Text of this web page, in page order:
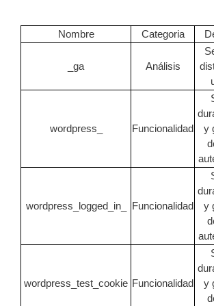
Nombre Categoria
_ga Análisis
wordpress_ Funcionalidad
y
wordpress_logged_in_ Funcionalidad
y
wordpress_test_cookie Funcionalidad
y